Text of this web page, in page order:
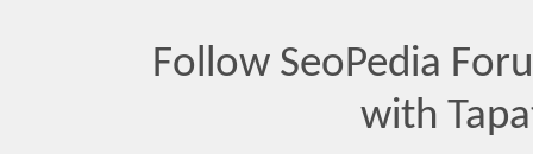
Follow SeoPedia
with